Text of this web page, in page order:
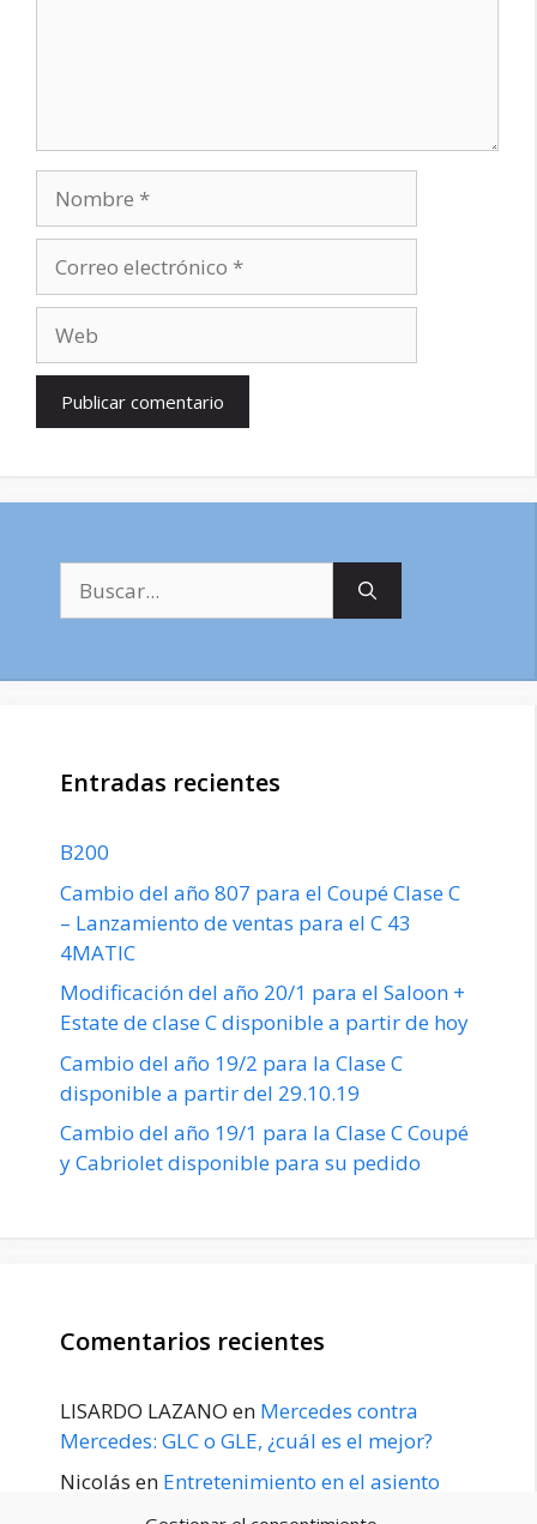
electrónico
Entradas recientes
B200
Cambio del año 807 para el Coupé Clase C
– Lanzamiento de ventas para el C 43
4MATIC
Modificación del año 20/1 para el Saloon +
Estate de clase C disponible a partir de hoy
Cambio del año 19/2 para la Clase C
disponible a partir del 29.10.19
Cambio del año 19/1 para la Clase C Coupé
y Cabriolet disponible para su pedido
Comentarios recientes
LISARDO LAZANO en Mercedes contra
Mercedes: GLC o GLE, ¿cuál es el mejor?
Nicolás en Entretenimiento en el asiento